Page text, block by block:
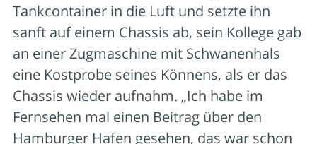
Tankcontainer in die Luft und setzte ihn
sanft auf einem Chassis ab, sein Kollege gab
an einer Zugmaschine mit Schwanenhals
eine Kostprobe seines Könnens, als er das
Chassis wieder aufnahm. „Ich habe im
Fernsehen mal einen Beitrag über den
Hamburger Hafen gesehen, das war schon